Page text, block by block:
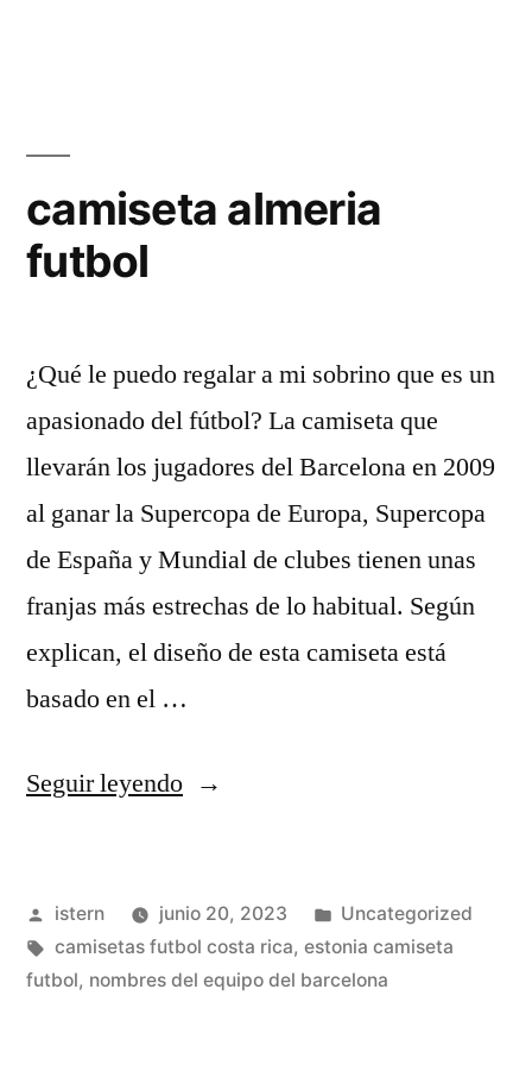
camiseta almeria
futbol
¿Qué le puedo regalar a mi sobrino que es un
apasionado del fútbol? La camiseta que
llevarán los jugadores del Barcelona en 2009
al ganar la Supercopa de Europa, Supercopa
de España y Mundial de clubes tienen unas
franjas más estrechas de lo habitual. Según
explican, el diseño de esta camiseta está
basado en el …
Seguir leyendo«camiseta
Publicado
por
istern junio 20, 2023
Publicado
en
Uncategorized
Etiquetas:
camisetas futbol costa rica, estonia camiseta
futbol, nombres del equipo del barcelona